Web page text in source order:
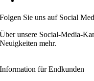
Folgen Sie uns auf Social
Über unsere Social-Media-
Neuigkeiten mehr.
Information für Endkunden